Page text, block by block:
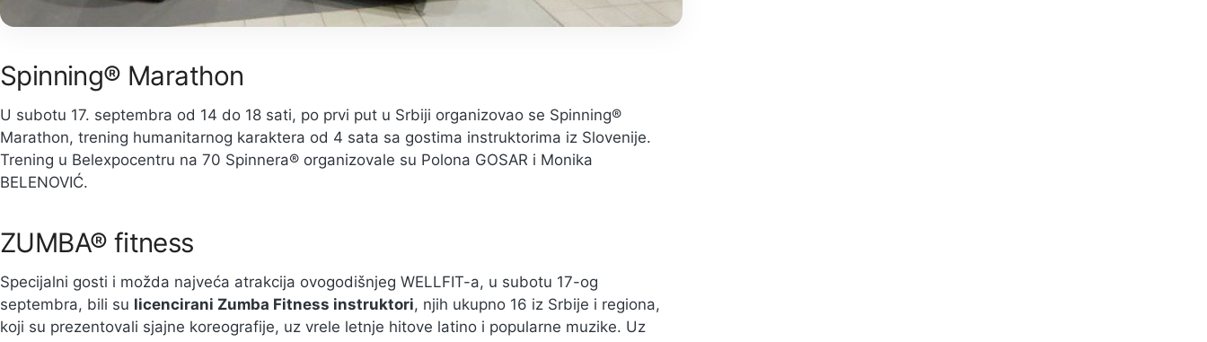
Spinning® Marathon
U subotu 17. septembra od 14 do 18 sati, po prvi put u Srbiji organizovao se Spinning®
Marathon, trening humanitarnog karaktera od 4 sata sa gostima instruktorima iz Slovenije.
Trening u Belexpocentru na 70 Spinnera® organizovale su Polona GOSAR i Monika
BELENOVIĆ.
ZUMBA® fitness
Specijalni gosti i možda najveća atrakcija ovogodišnjeg WELLFIT-a, u subotu 17-og
septembra, bili su licencirani Zumba Fitness instruktori, njih ukupno 16 iz Srbije i regiona,
koji su prezentovali sjajne koreografije, uz vrele letnje hitove latino i popularne muzike. Uz